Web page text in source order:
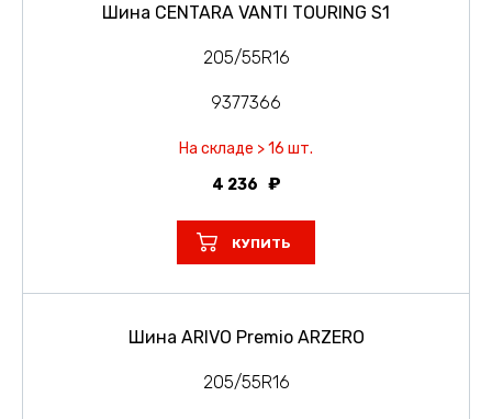
Шина CENTARA VANTI TOURING S1
205/55R16
9377366
На складе > 16 шт.
4 236
КУПИТЬ
Шина ARIVO Premio ARZERO
205/55R16